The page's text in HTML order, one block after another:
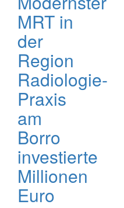
MRT in
der
Region
Radiologie-
Praxis
am
Borro
investierte
Millionen
Euro